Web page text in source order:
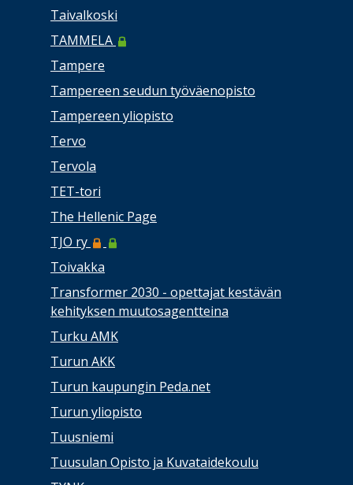
Taivalkoski
TAMMELA
Tampere
Tampereen seudun työväenopisto
Tampereen yliopisto
Tervo
Tervola
TET-tori
The Hellenic Page
TJO ry
Toivakka
Transformer 2030 - opettajat kestävän
kehityksen muutosagentteina
Turku AMK
Turun AKK
Turun kaupungin Peda.net
Turun yliopisto
Tuusniemi
Tuusulan Opisto ja Kuvataidekoulu